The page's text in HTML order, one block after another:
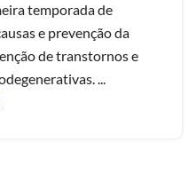
temporada de
e prevenção da
de transtornos e
...